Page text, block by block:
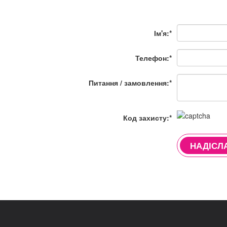
Ім'я:*
Телефон:*
Питання / замовлення:*
Код захисту:*